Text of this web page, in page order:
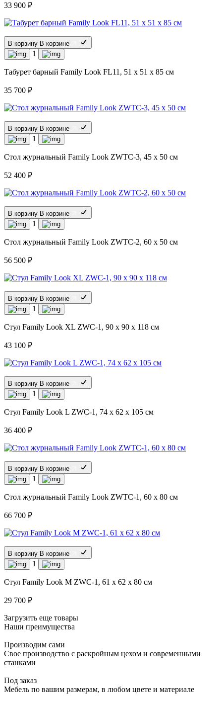
33 900 ₽
В корзину В корзине
1
Табурет барный Family Look FL11, 51 x 51 x 85 см
35 700 ₽
В корзину В корзине
1
Стол журнальный Family Look ZWTC-3, 45 х 50 см
52 400 ₽
В корзину В корзине
1
Стол журнальный Family Look ZWTC-2, 60 x 50 см
56 500 ₽
В корзину В корзине
1
Стул Family Look XL ZWC-1, 90 x 90 x 118 см
43 100 ₽
В корзину В корзине
1
Стул Family Look L ZWC-1, 74 x 62 x 105 см
36 400 ₽
В корзину В корзине
1
Стол журнальный Family Look ZWTC-1, 60 x 80 см
66 700 ₽
В корзину В корзине
1
Стул Family Look M ZWC-1, 61 x 62 x 80 см
29 700 ₽
Загрузить еще товары
Наши преимущества
Производим сами
Свое производство с раскройным цехом и современными
станками
Под заказ
Мебель по вашим размерам, в любом цвете и материале